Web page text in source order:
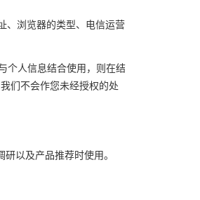
、浏览器的类型、电信运营
个人信息结合使用，则在结
们不会作您未经授权的处
以及产品推荐时使用。